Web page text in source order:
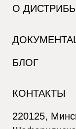
О
БЛОГ
КОНТАКТЫ
220125,